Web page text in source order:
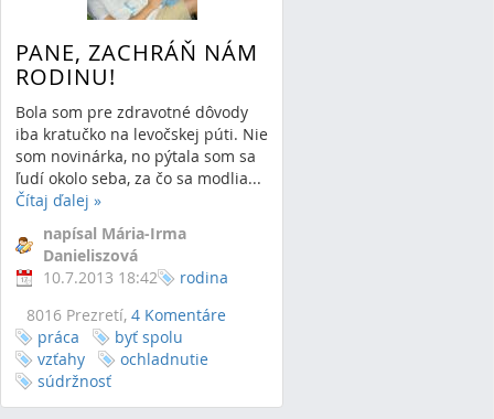
PANE, ZACHRÁŇ NÁM
RODINU!
Bola som pre zdravotné dôvody
iba kratučko na levočskej púti. Nie
som novinárka, no pýtala som sa
ľudí okolo seba, za čo sa modlia...
Čítaj ďalej »
napísal Mária-Irma
Danieliszová
10.7.2013 18:42
8016 Prezretí, 4 Komentáre
rodina
práca
byť spolu
vzťahy
ochladnutie
súdržnosť